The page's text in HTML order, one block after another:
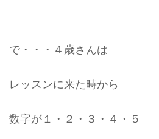
で・・・４歳さんは
レッスンに来た時から
数字が１・２・３・４・５